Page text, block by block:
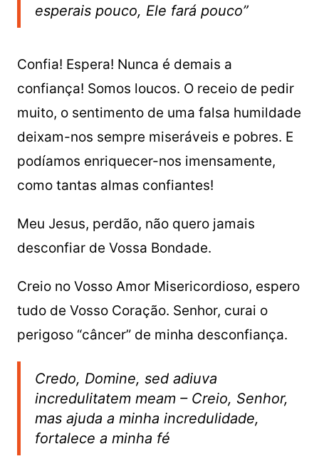
esperais pouco, Ele fará pouco”
Confia! Espera! Nunca é demais a
confiança! Somos loucos. O receio de pedir
muito, o sentimento de uma falsa humildade
deixam-nos sempre miseráveis e pobres. E
podíamos enriquecer-nos imensamente,
como tantas almas confiantes!
Meu Jesus, perdão, não quero jamais
desconfiar de Vossa Bondade.
Creio no Vosso Amor Misericordioso, espero
tudo de Vosso Coração. Senhor, curai o
perigoso “câncer” de minha desconfiança.
Credo, Domine, sed adiuva
incredulitatem meam – Creio, Senhor,
mas ajuda a minha incredulidade,
fortalece a minha fé